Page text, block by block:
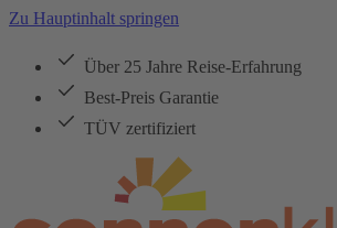
Zu Hauptinhalt springen
Über 25 Jahre Reise-Erfahrung
Best-Preis Garantie
TÜV zertifiziert